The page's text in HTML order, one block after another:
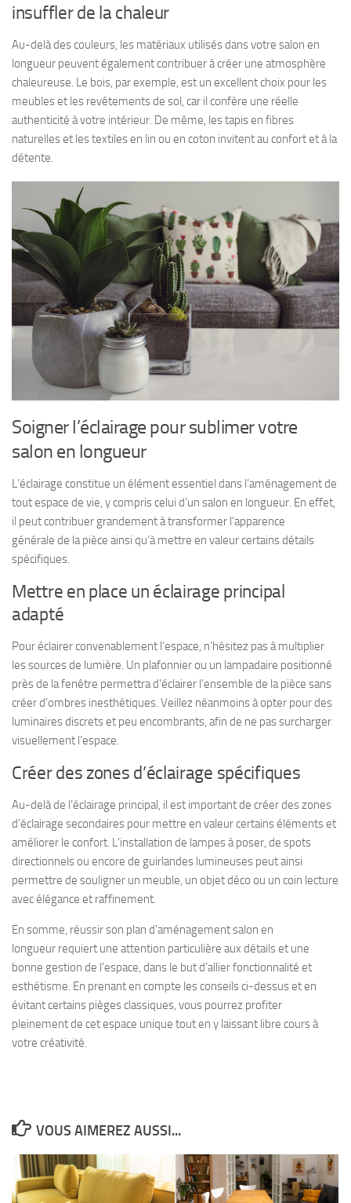
insuffler de la chaleur
Au-delà des couleurs, les matériaux utilisés dans votre salon en
longueur peuvent également contribuer à créer une atmosphère
chaleureuse. Le bois, par exemple, est un excellent choix pour les
meubles et les revêtements de sol, car il confère une réelle
authenticité à votre intérieur. De même, les tapis en fibres
naturelles et les textiles en lin ou en coton invitent au confort et à la
détente.
Soigner l’éclairage pour sublimer votre
salon en longueur
L’éclairage constitue un élément essentiel dans l’aménagement de
tout espace de vie, y compris celui d’un salon en longueur. En effet,
il peut contribuer grandement à transformer l’apparence
générale de la pièce ainsi qu’à mettre en valeur certains détails
spécifiques.
Mettre en place un éclairage principal
adapté
Pour éclairer convenablement l’espace, n’hésitez pas à multiplier
les sources de lumière. Un plafonnier ou un lampadaire positionné
près de la fenêtre permettra d’éclairer l’ensemble de la pièce sans
créer d’ombres inesthétiques. Veillez néanmoins à opter pour des
luminaires discrets et peu encombrants, afin de ne pas surcharger
visuellement l’espace.
Créer des zones d’éclairage spécifiques
Au-delà de l’éclairage principal, il est important de créer des zones
d’éclairage secondaires pour mettre en valeur certains éléments et
améliorer le confort. L’installation de lampes à poser, de spots
directionnels ou encore de guirlandes lumineuses peut ainsi
permettre de souligner un meuble, un objet déco ou un coin lecture
avec élégance et raffinement.
En somme, réussir son plan d’aménagement salon en
longueur requiert une attention particulière aux détails et une
bonne gestion de l’espace, dans le but d’allier fonctionnalité et
esthétisme. En prenant en compte les conseils ci-dessus et en
évitant certains pièges classiques, vous pourrez profiter
pleinement de cet espace unique tout en y laissant libre cours à
votre créativité.
VOUS AIMEREZ AUSSI...